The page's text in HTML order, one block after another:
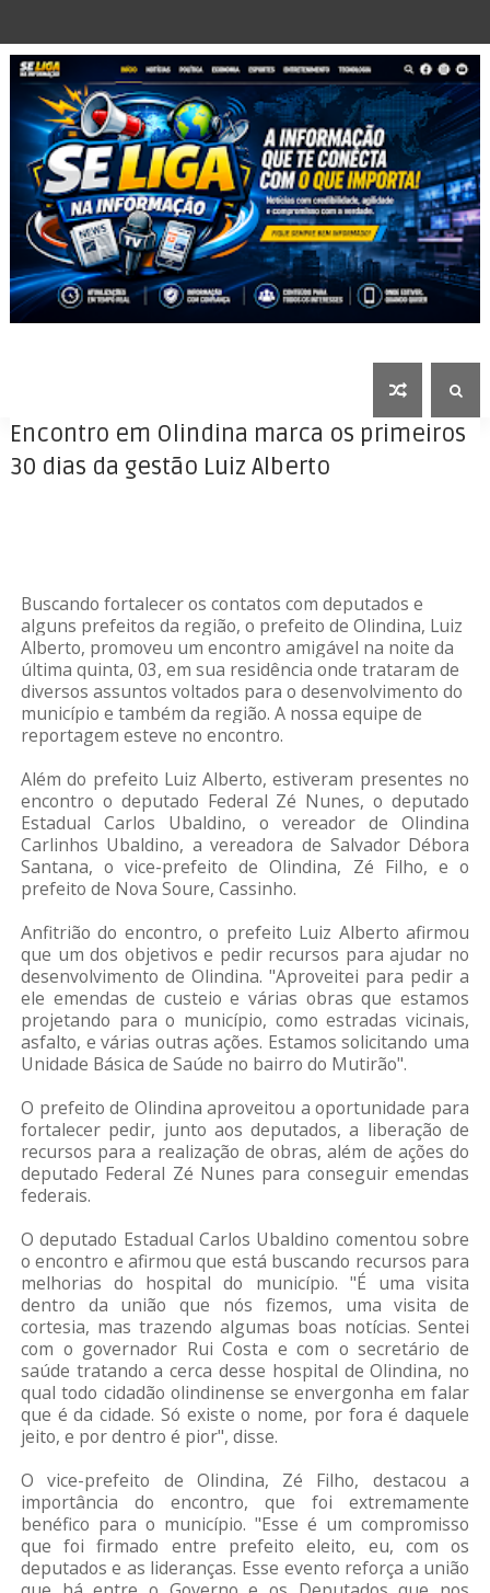
Encontro em Olindina marca os primeiros
30 dias da gestão Luiz Alberto
Buscando fortalecer os contatos com deputados e
alguns prefeitos da região, o prefeito de Olindina, Luiz
Alberto, promoveu um encontro amigável na noite da
última quinta, 03, em sua residência onde trataram de
diversos assuntos voltados para o desenvolvimento do
município e também da região. A nossa equipe de
reportagem esteve no encontro.
Além do prefeito Luiz Alberto, estiveram presentes no
encontro o deputado Federal Zé Nunes, o deputado
Estadual Carlos Ubaldino, o vereador de Olindina
Carlinhos Ubaldino, a vereadora de Salvador Débora
Santana, o vice-prefeito de Olindina, Zé Filho, e o
prefeito de Nova Soure, Cassinho.
Anfitrião do encontro, o prefeito Luiz Alberto afirmou
que um dos objetivos e pedir recursos para ajudar no
desenvolvimento de Olindina. "Aproveitei para pedir a
ele emendas de custeio e várias obras que estamos
projetando para o município, como estradas vicinais,
asfalto, e várias outras ações. Estamos solicitando uma
Unidade Básica de Saúde no bairro do Mutirão".
O prefeito de Olindina aproveitou a oportunidade para
fortalecer pedir, junto aos deputados, a liberação de
recursos para a realização de obras, além de ações do
deputado Federal Zé Nunes para conseguir emendas
federais.
O deputado Estadual Carlos Ubaldino comentou sobre
o encontro e afirmou que está buscando recursos para
melhorias do hospital do município. "É uma visita
dentro da união que nós fizemos, uma visita de
cortesia, mas trazendo algumas boas notícias. Sentei
com o governador Rui Costa e com o secretário de
saúde tratando a cerca desse hospital de Olindina, no
qual todo cidadão olindinense se envergonha em falar
que é da cidade. Só existe o nome, por fora é daquele
jeito, e por dentro é pior", disse.
O vice-prefeito de Olindina, Zé Filho, destacou a
importância do encontro, que foi extremamente
benéfico para o município. "Esse é um compromisso
que foi firmado entre prefeito eleito, eu, com os
deputados e as lideranças. Esse evento reforça a união